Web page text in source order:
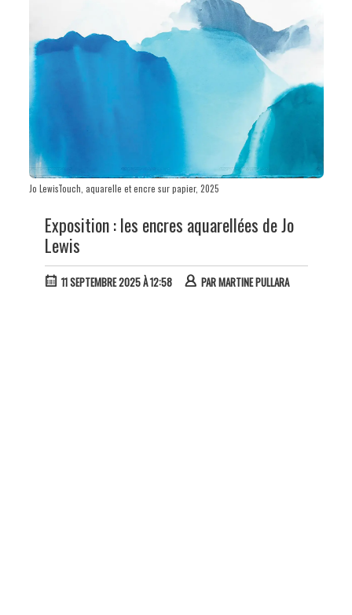
Jo LewisTouch, aquarelle et encre sur papier, 2025
Exposition : les encres aquarellées de Jo
Lewis
11 SEPTEMBRE 2025 À 12:58 PARMARTINE PULLARA